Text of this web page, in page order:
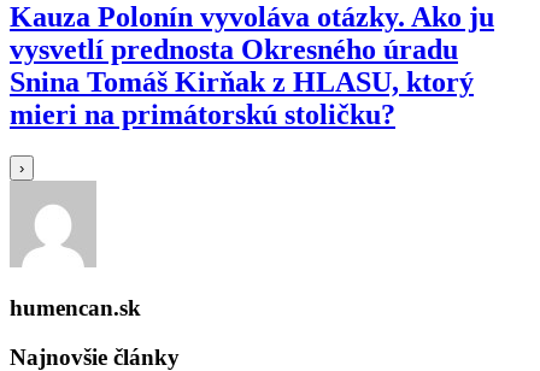
Kauza Polonín vyvoláva otázky. Ako ju
vysvetlí prednosta Okresného úradu
Snina Tomáš Kirňak z HLASU, ktorý
mieri na primátorskú stoličku?
›
humencan.sk
Najnovšie články